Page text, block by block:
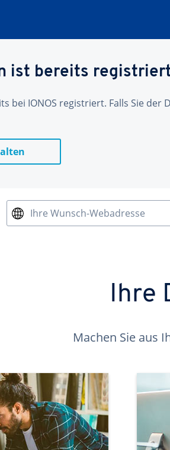
ist bereits
bei IONOS registriert. Falls Sie
Ihre Wunsch-Webadresse
Ihre
Machen Sie aus